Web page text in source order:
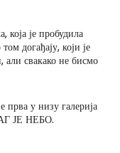
која је пробудила
догађају, који је
али свакако не бисмо
у низу галерија
ЈЕ НЕБО.